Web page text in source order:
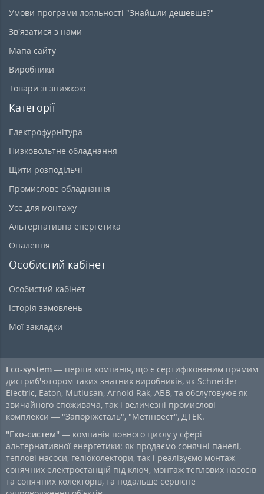
Умови програми лояльності "Знайшли дешевше?"
Зв’язатися з нами
Мапа сайту
Виробники
Товари зі знижкою
Категорії
Електрофурнітура
Низковольтне обладнання
Щити розподільчі
Промислове обладнання
Усе для монтажу
Альтернативна енергетика
Опалення
Особистий кабінет
Особистий кабінет
Історія замовлень
Мої закладки
Eco-system — перша компанія, що є сертифікованим прямим
дистриб'ютором таких знатних виробників, як Schneider
Electric, Eaton, Mutlusan, Arnold Rak, ABB, та обслуговуює як
звичайного споживача, так і величезні промислові
комплекси — "Запоріжсталь", "Метінвест", ДТЕК.
"Еко-систем" — компанія повного циклу у сфері
альтернативної енергетики: як продаємо сонячні панелі,
теплові насоси, геліоколектори, так і реалізуємо монтаж
сонячних електростанцій під ключ, монтаж теплових насосів
та сонячних колекторів, та подальше сервісне